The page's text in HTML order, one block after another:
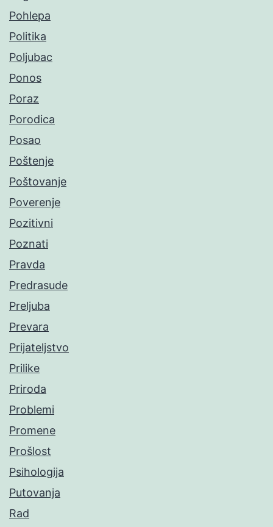
Pohlepa
Politika
Poljubac
Ponos
Poraz
Porodica
Posao
Poštenje
Poštovanje
Poverenje
Pozitivni
Poznati
Pravda
Predrasude
Preljuba
Prevara
Prijateljstvo
Prilike
Priroda
Problemi
Promene
Prošlost
Psihologija
Putovanja
Rad